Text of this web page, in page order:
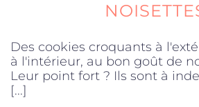
Des cookies croquants à
à l'intérieur, au bon goût de
Leur point fort ? Ils sont à
[...]